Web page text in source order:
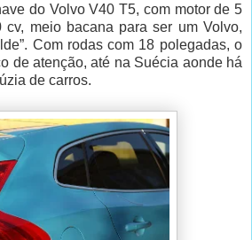
do Volvo V40 T5, com motor de 5
meio bacana para ser um Volvo,
Com rodas com 18 polegadas, o
de atenção, até na Suécia aonde há
de carros.